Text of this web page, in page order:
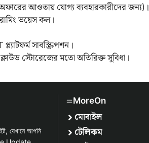
আওতায় যোগ্য ব্যবহারকারীদের জন্য)।
ভয়েস কল।
সাবস্ক্রিপশন।
স্টোরেজের মতো অতিরিক্ত সুবিধা।
যেখানে আপনি
MoreOn
মোবাইল
টেলিকম